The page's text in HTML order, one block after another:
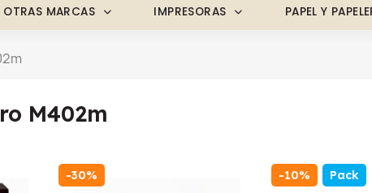
OTRAS MARCAS IMPRESORAS PAPEL Y
M402m
-30% -10% Pack